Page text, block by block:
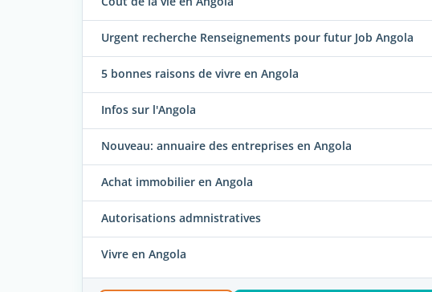
Urgent recherche Renseignements pour futur Job Angola
5 bonnes raisons de vivre en Angola
Infos sur l'Angola
Nouveau: annuaire des entreprises en Angola
Achat immobilier en Angola
Autorisations admnistratives
Vivre en Angola